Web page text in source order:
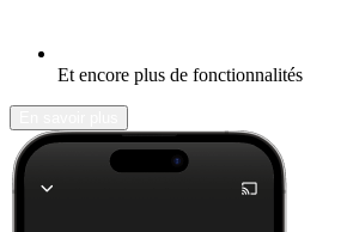
Et encore plus de fonctionnalités